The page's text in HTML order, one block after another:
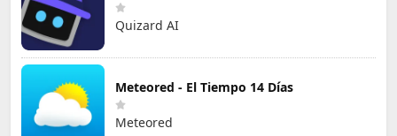
Quizard AI
Meteored - El Tiempo 14 Días
Meteored